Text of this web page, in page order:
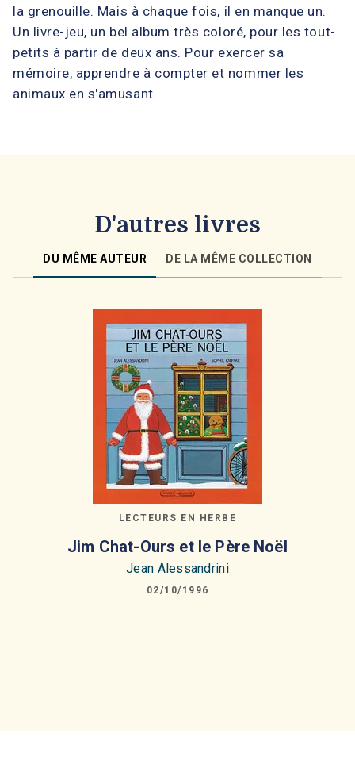
la grenouille. Mais à chaque fois, il en manque un.
Un livre-jeu, un bel album très coloré, pour les tout-
petits à partir de deux ans. Pour exercer sa
mémoire, apprendre à compter et nommer les
animaux en s'amusant.
D'autres livres
DU MÊME AUTEUR DE LA MÊME COLLECTION
LECTEURS EN HERBE
Jim Chat-Ours et le Père Noël
Jean Alessandrini
02/10/1996